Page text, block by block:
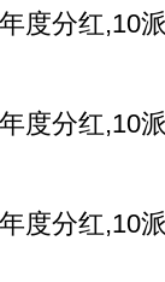
分红,10
分红,10
分红,10